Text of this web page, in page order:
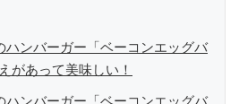
ハンバーガー「ベーコンエッグバ
があって美味しい！